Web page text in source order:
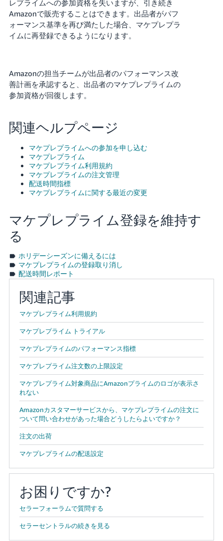
レプライムへの参加資格を失いますが、引き続き
Amazonで販売することはできます。出品者がパフ
ォーマンス基準を再び満たした場合、マケプレプラ
イムに再登録できるようになります。
Amazonの担当チームが出品者のパフォーマンス改
善計画を承認すると、出品者のマケプレプライムの
参加資格が回復します。
関連ヘルプページ
マケプレプライムへの参加を申し込む
マケプレプライム
マケプレプライム利用規約
マケプレプライムの注文管理
配送時間指標
マケプレプライムに関する最近の変更
マケプレプライム登録を維持す
る
ホリデーシーズンに備えるには
マケプレプライムの登録取り消し
配送時間レポート
関連記事
マケプレプライム利用規約
マケプレプライム トライアル
マケプレプライムのパフォーマンス指標
マケプレプライム注文数の上限設定
マケプレプライム対象商品にAmazonプライムのロゴが表示さ
れない
Amazonカスタマーサービスから、マケプレプライムの注文に
ついて問い合わせがあった場合どうしたらよいですか？
注文の出荷
マケプレプライムの配送設定
お困りですか?
セラーフォーラムで質問する
セラーセントラルの続きを見る